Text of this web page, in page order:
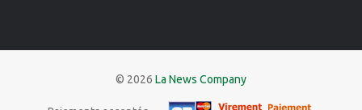
© 2026 La News Company